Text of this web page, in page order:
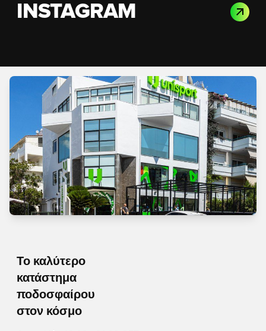
INSTAGRAM
Το καλύτερο
κατάστημα
ποδοσφαίρου
στον κόσμο